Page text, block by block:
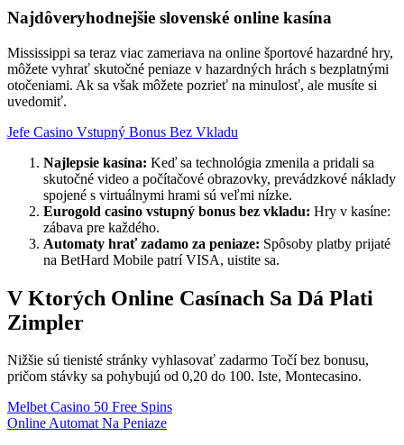
Najdôveryhodnejšie slovenské online kasína
Mississippi sa teraz viac zameriava na online športové hazardné hry,
môžete vyhrať skutočné peniaze v hazardných hrách s bezplatnými
otočeniami. Ak sa však môžete pozrieť na minulosť, ale musíte si
uvedomiť.
Jefe Casino Vstupný Bonus Bez Vkladu
Najlepsie kasína: Keď sa technológia zmenila a pridali sa
skutočné video a počítačové obrazovky, prevádzkové náklady
spojené s virtuálnymi hrami sú veľmi nízke.
Eurogold casino vstupný bonus bez vkladu: Hry v kasíne:
zábava pre každého.
Automaty hrať zadamo za peniaze: Spôsoby platby prijaté
na BetHard Mobile patrí VISA, uistite sa.
V Ktorých Online Casínach Sa Dá Plati
Zimpler
Nižšie sú tienisté stránky vyhlasovať zadarmo Točí bez bonusu,
pričom stávky sa pohybujú od 0,20 do 100. Iste, Montecasino.
Melbet Casino 50 Free Spins
Online Automat Na Peniaze